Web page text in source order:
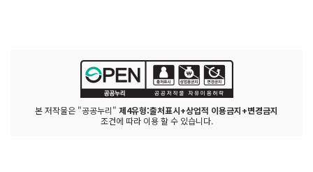
본 저작물은 "공공누리" 제4유형:출처표시+상업적 이용금지+변경금지
조건에 따라 이용 할 수 있습니다.